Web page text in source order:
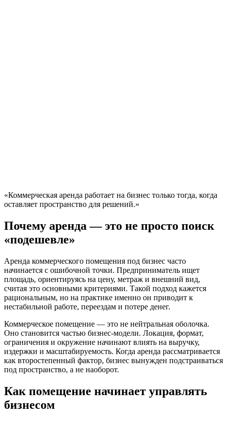
«Коммерческая аренда работает на бизнес только тогда, когда
оставляет пространство для решений.»
Почему аренда — это не просто поиск
«подешевле»
Аренда коммерческого помещения под бизнес часто
начинается с ошибочной точки. Предприниматель ищет
площадь, ориентируясь на цену, метраж и внешний вид,
считая это основными критериями. Такой подход кажется
рациональным, но на практике именно он приводит к
нестабильной работе, переездам и потере денег.
Коммерческое помещение — это не нейтральная оболочка.
Оно становится частью бизнес-модели. Локация, формат,
ограничения и окружение начинают влиять на выручку,
издержки и масштабируемость. Когда аренда рассматривается
как второстепенный фактор, бизнес вынужден подстраиваться
под пространство, а не наоборот.
Как помещение начинает управлять
бизнесом